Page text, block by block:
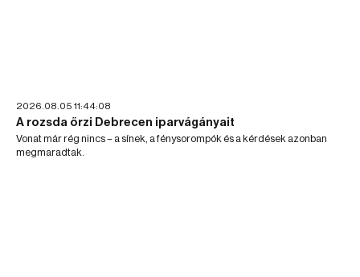
2026.08.05 11:44:08
A rozsda őrzi Debrecen iparvágányait
Vonat már rég nincs – a sínek, a fénysorompók és a kérdések azonban
megmaradtak.